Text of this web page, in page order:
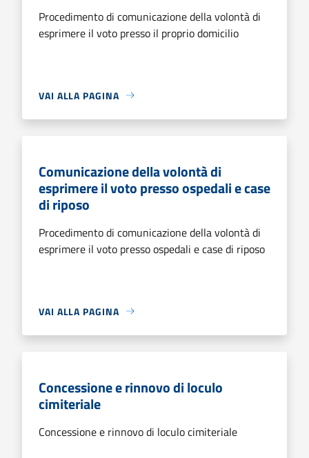
Procedimento di comunicazione della volontà di
esprimere il voto presso il proprio domicilio
VAI ALLA PAGINA
Comunicazione della volontà di
esprimere il voto presso ospedali e case
di riposo
Procedimento di comunicazione della volontà di
esprimere il voto presso ospedali e case di riposo
VAI ALLA PAGINA
Concessione e rinnovo di loculo
cimiteriale
Concessione e rinnovo di loculo cimiteriale